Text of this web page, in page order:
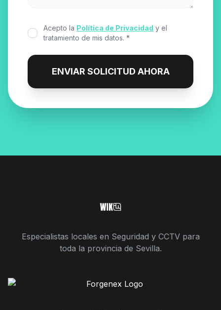
Acepto la Política de Privacidad y el
tratamiento de mis datos. *
ENVIAR SOLICITUD AHORA
Especialistas locales en Seguridad y CCTV para
toda la provincia de Sevilla.